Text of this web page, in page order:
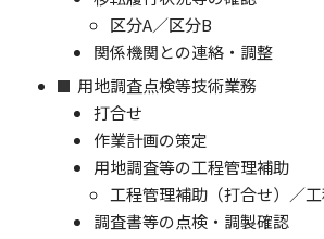
区分A／区分B
関係機関との連絡・調整
用地調査点検等技術業務
打合せ
作業計画の策定
用地調査等の工程管理補助
工程管理補助（打合せ）／
調査書等の点検・調製確認